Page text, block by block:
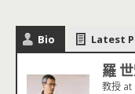
Bio Latest
羅
教授 at